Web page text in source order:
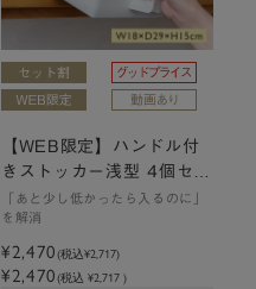
【WEB限定】ハンドル付
きストッカー浅型 4個セッ
ト | W18×D29×H15cm
「あと少し低かったら入るのに」
を解消
¥2,470(税込¥2,717)
¥2,470(税込 ¥2,717 )